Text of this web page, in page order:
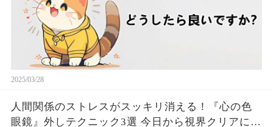
2025/03/28
人間関係のストレスがスッキリ消える！『心の色
眼鏡』外しテクニック3選 今日から視界クリアにな